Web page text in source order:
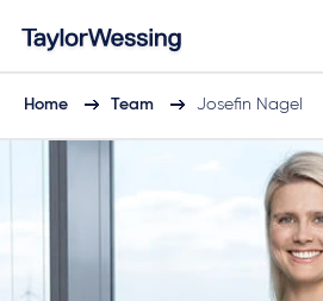
Home Team Josefin Nagel